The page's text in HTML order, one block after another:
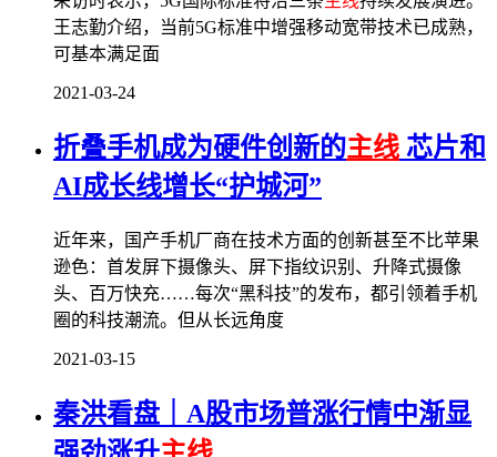
王志勤介绍，当前5G标准中增强移动宽带技术已成熟，
可基本满足面
2021-03-24
折叠手机成为硬件创新的主线 芯片和
AI成长线增长“护城河”
近年来，国产手机厂商在技术方面的创新甚至不比苹果
逊色：首发屏下摄像头、屏下指纹识别、升降式摄像
头、百万快充……每次“黑科技”的发布，都引领着手机
圈的科技潮流。但从长远角度
2021-03-15
秦洪看盘｜A股市场普涨行情中渐显